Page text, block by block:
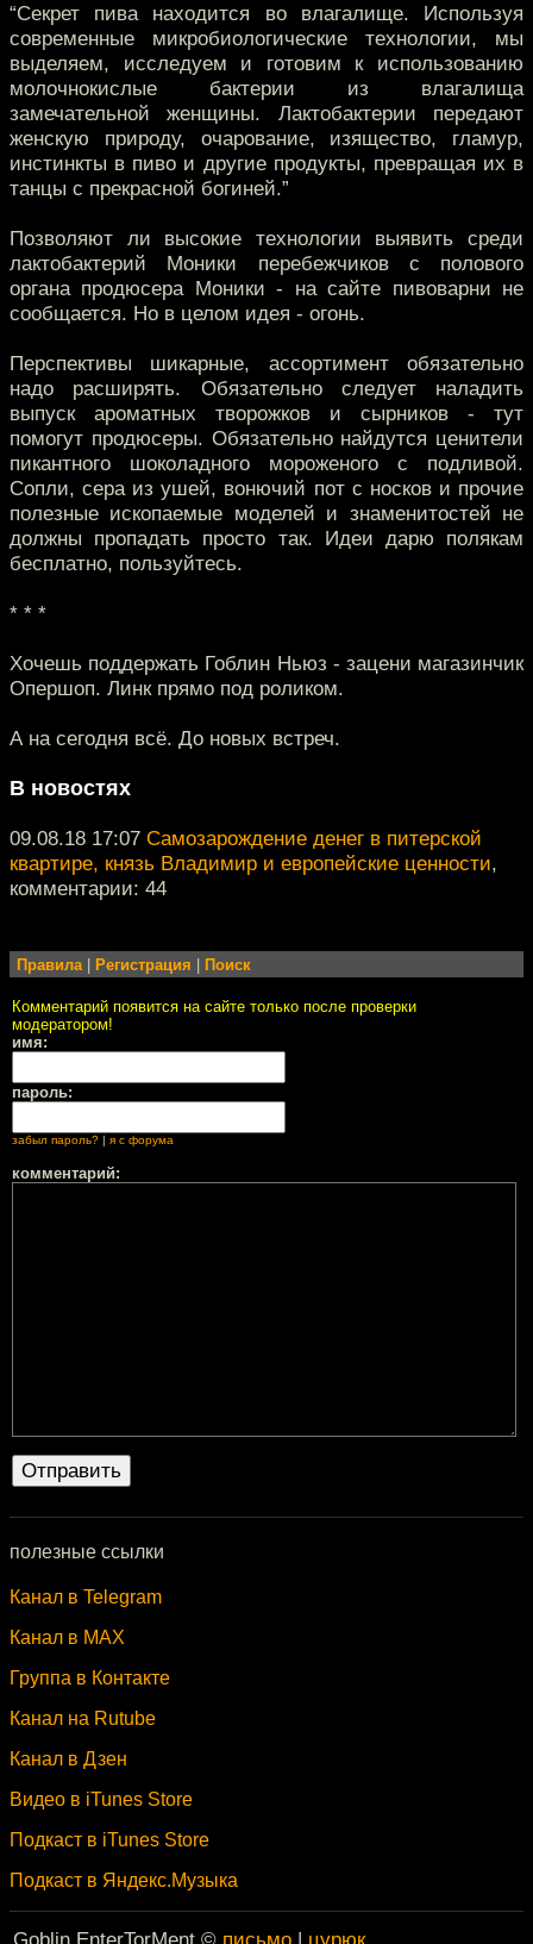
“Секрет пива находится во влагалище. Используя
современные микробиологические технологии, мы
выделяем, исследуем и готовим к использованию
молочнокислые бактерии из влагалища
замечательной женщины. Лактобактерии передают
женскую природу, очарование, изящество, гламур,
инстинкты в пиво и другие продукты, превращая их в
танцы с прекрасной богиней.”
Позволяют ли высокие технологии выявить среди
лактобактерий Моники перебежчиков с полового
органа продюсера Моники - на сайте пивоварни не
сообщается. Но в целом идея - огонь.
Перспективы шикарные, ассортимент обязательно
надо расширять. Обязательно следует наладить
выпуск ароматных творожков и сырников - тут
помогут продюсеры. Обязательно найдутся ценители
пикантного шоколадного мороженого с подливой.
Сопли, сера из ушей, вонючий пот с носков и прочие
полезные ископаемые моделей и знаменитостей не
должны пропадать просто так. Идеи дарю полякам
бесплатно, пользуйтесь.
* * *
Хочешь поддержать Гоблин Ньюз - зацени магазинчик
Опершоп. Линк прямо под роликом.
А на сегодня всё. До новых встреч.
В новостях
09.08.18 17:07 Самозарождение денег в питерской
квартире, князь Владимир и европейские ценности,
комментарии: 44
Правила| Регистрация Поиск
Комментарий появится на сайте только после проверки
модератором!
имя:
пароль:
забыл пароль? | я с форума
комментарий:
полезные ссылки
Канал в Telegram
Канал в MAX
Группа в Контакте
Канал на Rutube
Канал в Дзен
Видео в iTunes Store
Подкаст в iTunes Store
Подкаст в Яндекс.Музыка